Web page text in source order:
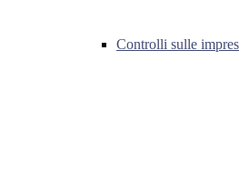
Controlli sulle